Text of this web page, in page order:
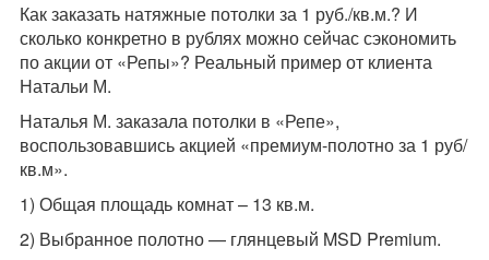
Как заказать натяжные потолки за 1 руб./кв.м.? И
сколько конкретно в рублях можно сейчас сэкономить
по акции от «Репы»? Реальный пример от клиента
Натальи М.
Наталья М. заказала потолки в «Репе»,
воспользовавшись акцией «премиум-полотно за 1 руб/
кв.м».
1) Общая площадь комнат – 13 кв.м.
2) Выбранное полотно — глянцевый MSD Premium.